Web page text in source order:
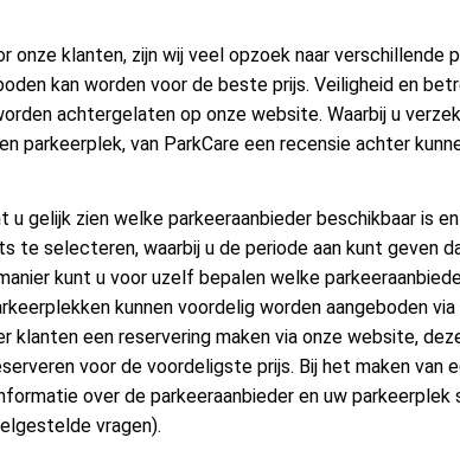
klanten, zijn wij veel opzoek naar verschillende
kan worden voor de beste prijs. Veiligheid en
achtergelaten op onze website. Waarbij u
parkeerplek, van ParkCare een recensie achter
gelijk zien welke parkeeraanbieder beschikbaar is
te selecteren, waarbij u de periode aan kunt geven
kunt u voor uzelf bepalen welke
kunnen voordelig worden aangeboden
klanten een reservering maken via onze website,
voor de voordeligste prijs. Bij het maken van
over de parkeeraanbieder en uw
vragen).